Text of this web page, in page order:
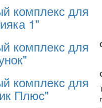
комплекс для
1"
комплекс для
комплекс для
Плюс"